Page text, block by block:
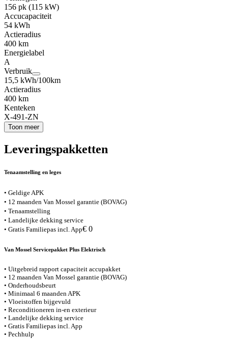
156 pk (115 kW)
Accucapaciteit
54 kWh
Actieradius
400 km
Energielabel
A
Verbruik
15,5 kWh/100km
Actieradius
400 km
Kenteken
X-491-ZN
Toon meer
Leveringspakketten
Tenaamstelling en leges
• Geldige APK
• 12 maanden Van Mossel garantie (BOVAG)
• Tenaamstelling
• Landelijke dekking service
• Gratis Familiepas incl. App€ 0
Van Mossel Servicepakket Plus Elektrisch
• Uitgebreid rapport capaciteit accupakket
• 12 maanden Van Mossel garantie (BOVAG)
• Onderhoudsbeurt
• Minimaal 6 maanden APK
• Vloeistoffen bijgevuld
• Reconditioneren in-en exterieur
• Landelijke dekking service
• Gratis Familiepas incl. App
• Pechhulp